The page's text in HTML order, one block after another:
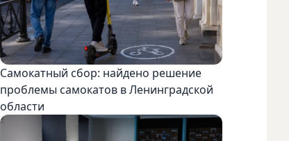
Самокатный сбор: найдено решение
проблемы самокатов в Ленинградской
области